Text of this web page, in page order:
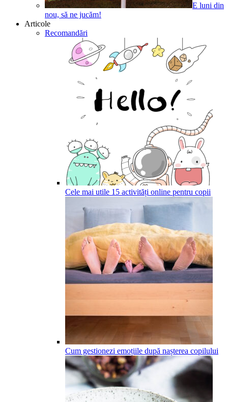
E luni din
nou, să ne jucăm!
Articole
Recomandări
Cele mai utile 15 activități online pentru copii
Cum gestionezi emoțiile după nașterea copilului